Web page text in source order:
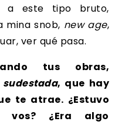
a este tipo bruto,
mina snob, new age,
ver qué pasa.
tus obras,
sudestada, que hay
te atrae. ¿Estuvo
vos? ¿Era algo